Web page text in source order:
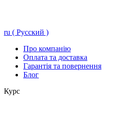
ru ( Русский )
Про компанію
Оплата та доставка
Гарантія та повернення
Блог
Курс